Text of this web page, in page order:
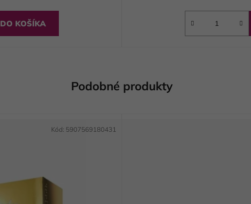
DO KOŠÍKA
Podobné produkty
Kód: 5907569180431